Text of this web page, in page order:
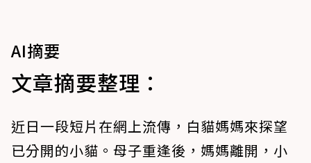
AI摘要
文章摘要整理：
近日一段短片在網上流傳，白貓媽媽來探望
已分開的小貓。母子重逢後，媽媽離開，小